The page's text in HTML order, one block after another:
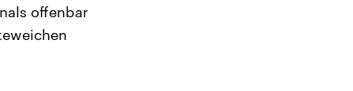
offenbar